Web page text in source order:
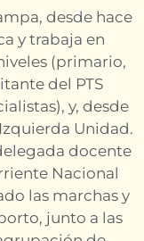
desde hace
y trabaja en
(primario,
del PTS
y, desde
Unidad.
docente
Nacional
las marchas y
junto a las